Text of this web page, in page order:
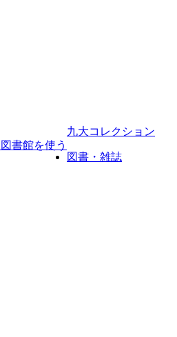
図書館を使う
九大コレクション
図書・雑誌